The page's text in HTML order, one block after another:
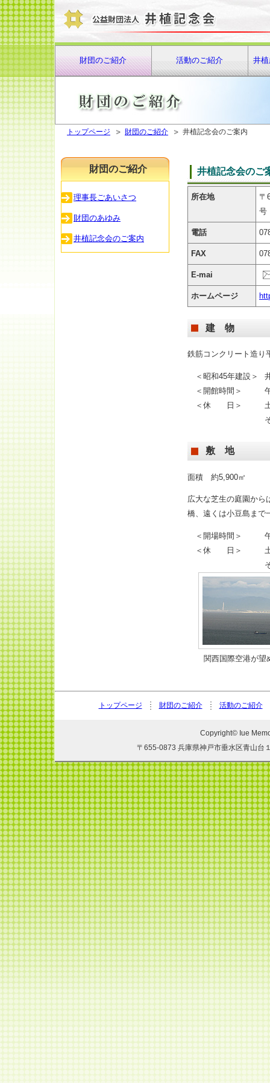
財団のご紹介 活動のご紹介 井
トップページ 財団のご紹介 井植記念会のご案内
財団のご紹介
理事長ごあいさつ
財団のあゆみ
井植記念会のご案内
井植記念会のご
所在地
〒
号
電話
FAX
E-mai
ホームページ
建 物
鉄筋コンクリート造
＜昭和45年建設＞
＜開館時間＞
＜休 日＞
敷 地
面積 約5,900㎡
広大な芝生の庭園から
橋、遠くは小豆島まで
＜開場時間＞
＜休 日＞
関西国際空港が望
トップページ 財団のご紹介 活動のご紹介
Copyright© Iue
〒655-0873 兵庫県神戸市垂水区青山